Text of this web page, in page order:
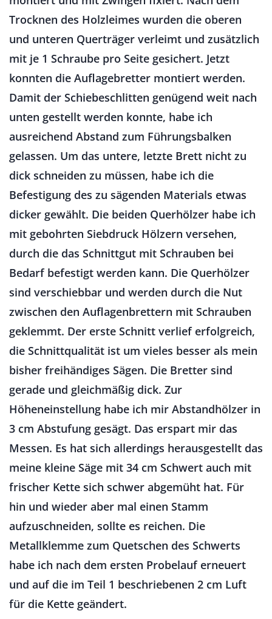
Trocknen des Holzleimes wurden die oberen
und unteren Querträger verleimt und zusätzlich
mit je 1 Schraube pro Seite gesichert. Jetzt
konnten die Auflagebretter montiert werden.
Damit der Schiebeschlitten genügend weit nach
unten gestellt werden konnte, habe ich
ausreichend Abstand zum Führungsbalken
gelassen. Um das untere, letzte Brett nicht zu
dick schneiden zu müssen, habe ich die
Befestigung des zu sägenden Materials etwas
dicker gewählt. Die beiden Querhölzer habe ich
mit gebohrten Siebdruck Hölzern versehen,
durch die das Schnittgut mit Schrauben bei
Bedarf befestigt werden kann. Die Querhölzer
sind verschiebbar und werden durch die Nut
zwischen den Auflagenbrettern mit Schrauben
geklemmt. Der erste Schnitt verlief erfolgreich,
die Schnittqualität ist um vieles besser als mein
bisher freihändiges Sägen. Die Bretter sind
gerade und gleichmäßig dick. Zur
Höheneinstellung habe ich mir Abstandhölzer in
3 cm Abstufung gesägt. Das erspart mir das
Messen. Es hat sich allerdings herausgestellt das
meine kleine Säge mit 34 cm Schwert auch mit
frischer Kette sich schwer abgemüht hat. Für
hin und wieder aber mal einen Stamm
aufzuschneiden, sollte es reichen. Die
Metallklemme zum Quetschen des Schwerts
habe ich nach dem ersten Probelauf erneuert
und auf die im Teil 1 beschriebenen 2 cm Luft
für die Kette geändert.